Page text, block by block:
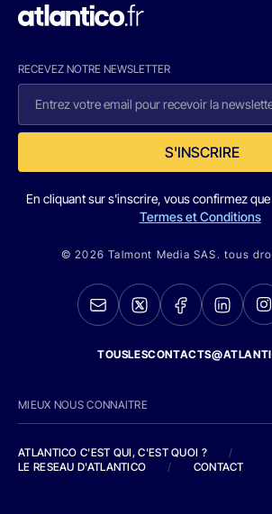
RECEVEZ NOTRE NEWSLETTER
S'INSCRIRE
En cliquant sur s'inscrire, vous confirmez
Termes et Conditions
© 2026 Talmont Media SAS. tous
MIEUX NOUS CONNAITRE
ATLANTICO C'EST QUI, C'EST QUOI ?
/
LE RESEAU D'ATLANTICO
/ CONTACT